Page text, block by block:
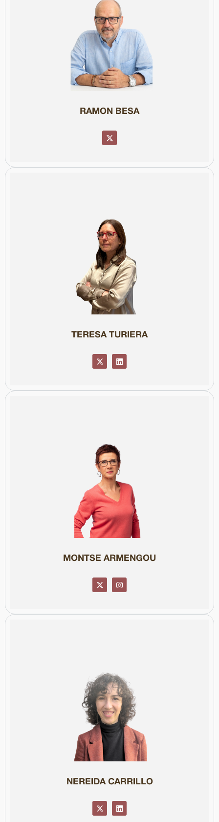
RAMON BESA
Llicenciat en Periodisme, ha exercit com a redactor en cap dels
diaris Avui i El País. És col·laborador habitual de Catalunya Ràdio i
la Cadena Ser, i professor a Blanquerna i la Universitat de Vic. Ha
rebut diversos premis, entre els quals destaquen el Premi Manuel
Vázquez Montalbán, el Premi Nacional de Periodisme i el Premi
Ciutat de Barcelona. La Universitat de Vic li va atorgar el títol de
doctor honoris causa en reconeixement de la seva trajectòria.
Col·legiat núm. 88057
TERESA TURIERA
Conflicte, és autora del documental "Encara hi ha algú al bosc"
(2021) i de la sèrie de pòdcast "La mala memòria" (2024/25).
Actualment col·labora amb el Diari ARA. Va treballar a Catalunya
Ràdio com a editora d’Informatius i corresponsal a Brussel·les i
Madrid. Ha rebut premis com el Carles Rahola (2024) i el Premi de
Comunicació no-sexista (2021). Llicenciada en Ciències de la
Informació i Polítiques (UAB), té un màster en Relacions
Internacionals per la Universitat de Colúmbia.
Col·legiada núm. 91377
MONTSE ARMENGOU
documentals d’investigació sobre la dictadura franquista, com
"Els nens perduts del franquisme" o "Les fosses del silenci". Ha
rebut premis internacionals com el Premi Nacional de Cultura,
Grand Prix FIGRA i New York Festival. Ha estat ponent en
seminaris i professora en màsters de la UPF i la UAB, i el 2017 va
ser professora visitant a la Universitat de Nova York. Alguns dels
seus treballs han estat recollits en informes sobre drets humans
elaborats per les Nacions Unides, fet que evidencia l’abast i la
rellevància del seu impacte.
Col·legiada núm. 88120
NEREIDA CARRILLO
Learn to Check, una entitat dedicada a la promoció de
l’alfabetització mediàtica a Espanya. Amb més de 18.000
persones formades i col·laboracions amb entitats com la
Comissió Europea i UNICEF, lidera tallers i projectes tant nacionals
com internacionals. És autora de "Fake Over", un manual per
aprendre a verificar informació. Ha col·laborat amb el diari ARA,
TV3 i la Cadena SER, i investiga sobre infotainment,
desinformació i alfabetització mediàtica.
Col·legiada núm. 07055